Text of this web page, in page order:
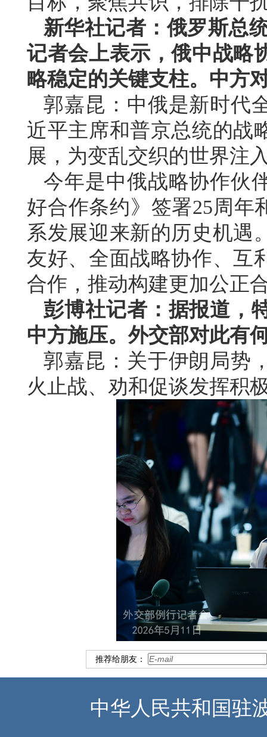
新华社记者：俄罗斯总
记者会上表示，俄中战略
略稳定的关键支柱。中方
郭嘉昆：中俄是新时代
近平主席和普京总统的战
展，为变乱交织的世界注
今年是中俄战略协作伙
好合作条约》签署25周年
系发展迎来新的历史机遇
友好、全面战略协作、互
合作，推动构建更加公正
彭博社记者：据报道，
中方施压。外交部对此有
郭嘉昆：关于伊朗局势
火止战、劝和促谈发挥积
推荐给朋友：
中华人民共和国驻